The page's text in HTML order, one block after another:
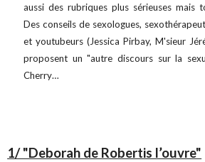
aussi des rubriques plus sérieuses mais
Des conseils de sexologues,
et youtubeurs (Jessica Pirbay, M'sieur
proposent un "autre discours sur la
Cherry…
1/ "Deborah de Robertis l’ouvre"